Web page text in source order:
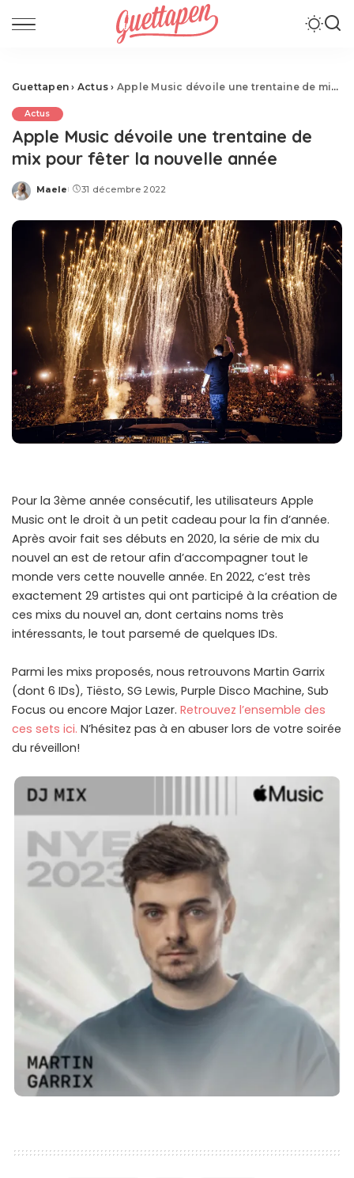
Guettapen › Actus › Apple Music dévoile une trentaine de mix pour fêter la nouvelle année
Actus
Apple Music dévoile une trentaine de
mix pour fêter la nouvelle année
Posted
Maele 31 décembre 2022
Pour la 3ème année consécutif, les utilisateurs Apple
Music ont le droit à un petit cadeau pour la fin d’année.
Après avoir fait ses débuts en 2020, la série de mix du
nouvel an est de retour afin d’accompagner tout le
monde vers cette nouvelle année. En 2022, c’est très
exactement 29 artistes qui ont participé à la création de
ces mixs du nouvel an, dont certains noms très
intéressants, le tout parsemé de quelques IDs.
Parmi les mixs proposés, nous retrouvons Martin Garrix
(dont 6 IDs), Tiësto, SG Lewis, Purple Disco Machine, Sub
Focus ou encore Major Lazer. Retrouvez l’ensemble des
ces sets ici. N’hésitez pas à en abuser lors de votre soirée
du réveillon!